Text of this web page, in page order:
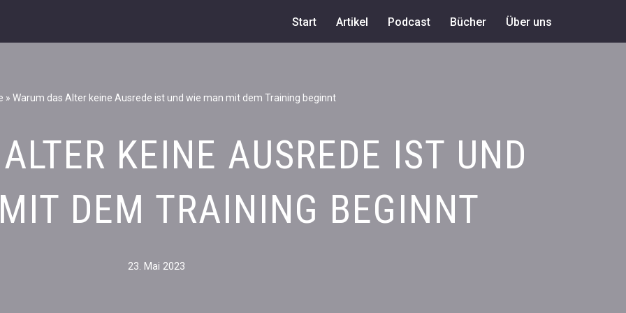
Start Artikel Podcast Bücher Über uns
» Warum das Alter keine Ausrede ist und wie man mit dem Training beginnt
KEINE AUSREDE IST UND
DEM TRAINING BEGINNT
23. Mai 2023